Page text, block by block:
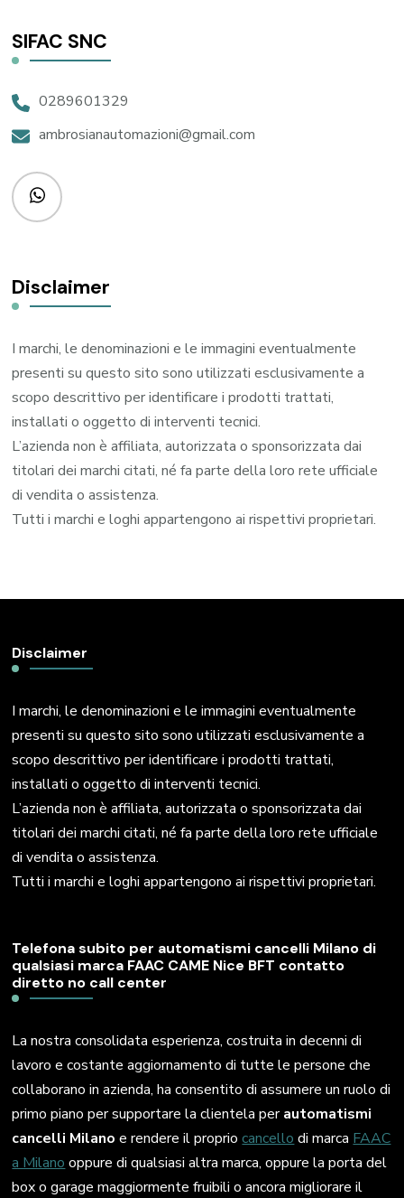
SIFAC SNC
0289601329
ambrosianautomazioni@gmail.com
Disclaimer
I marchi, le denominazioni e le immagini eventualmente
presenti su questo sito sono utilizzati esclusivamente a
scopo descrittivo per identificare i prodotti trattati,
installati o oggetto di interventi tecnici.
L’azienda non è affiliata, autorizzata o sponsorizzata dai
titolari dei marchi citati, né fa parte della loro rete ufficiale
di vendita o assistenza.
Tutti i marchi e loghi appartengono ai rispettivi proprietari.
Disclaimer
I marchi, le denominazioni e le immagini eventualmente
presenti su questo sito sono utilizzati esclusivamente a
scopo descrittivo per identificare i prodotti trattati,
installati o oggetto di interventi tecnici.
L’azienda non è affiliata, autorizzata o sponsorizzata dai
titolari dei marchi citati, né fa parte della loro rete ufficiale
di vendita o assistenza.
Tutti i marchi e loghi appartengono ai rispettivi proprietari.
Telefona subito per automatismi cancelli Milano di
qualsiasi marca FAAC CAME Nice BFT contatto
diretto no call center
La nostra consolidata esperienza, costruita in decenni di
lavoro e costante aggiornamento di tutte le persone che
collaborano in azienda, ha consentito di assumere un ruolo di
primo piano per supportare la clientela perautomatismi
cancelli Milano e rendere il propriocancello di marca FAAC
a Milano oppure di qualsiasi altra marca, oppure la porta del
box o garage maggiormente fruibili o ancora migliorare il